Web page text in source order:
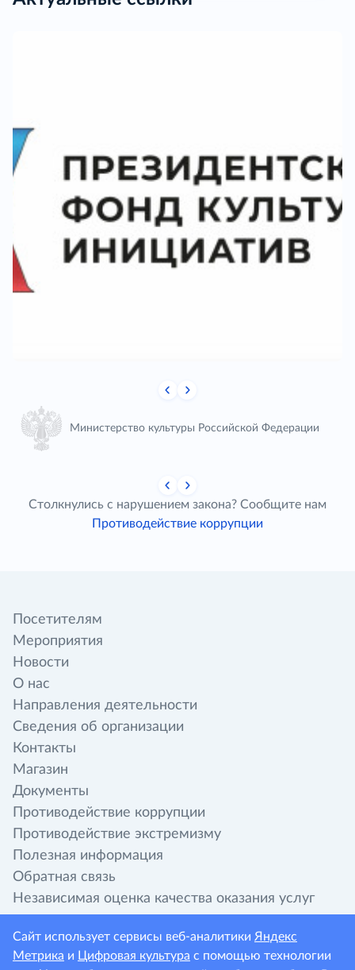
Министерство культуры Российской Федерации
Столкнулись с нарушением закона? Сообщите нам
Противодействие коррупции
Посетителям
Мероприятия
Новости
О нас
Направления деятельности
Сведения об организации
Контакты
Магазин
Документы
Противодействие коррупции
Противодействие экстремизму
Полезная информация
Обратная связь
Независимая оценка качества оказания услуг
Сайт использует сервисы веб-аналитики Яндекс
Метрика и Цифровая культура с помощью технологии